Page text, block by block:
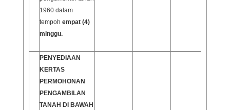
1960 dalam
tempoh empat (4)
minggu.
PENYEDIAAN
KERTAS
PERMOHONAN
PENGAMBILAN
TANAH DI BAWAH